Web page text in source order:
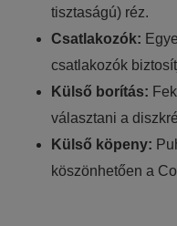
tisztaságú) réz.
Csatlakozók:
csatlakozók
Külső borítás:
választani a
Külső köpeny:
köszönhetően a